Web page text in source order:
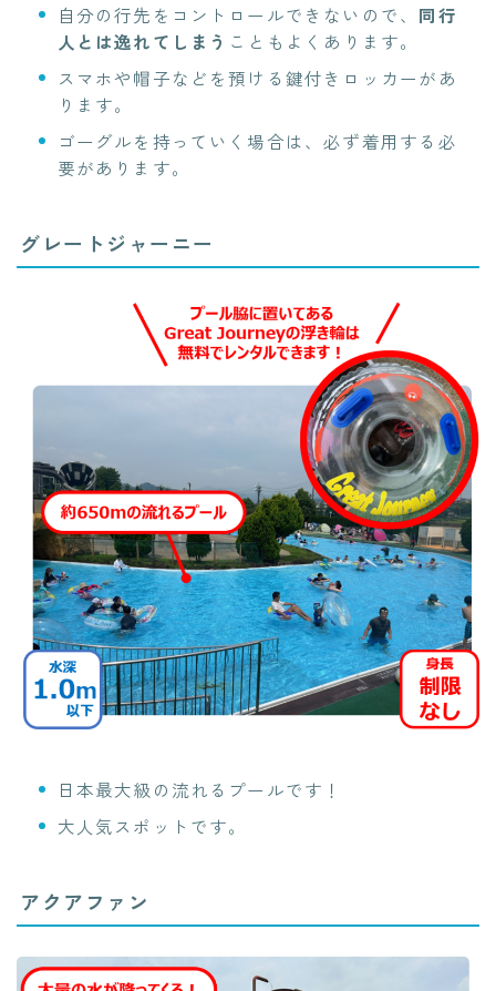
自分の行先をコントロールできないので、 同行
人とは逸れてしまう こともよくあります。
スマホや帽子などを預ける鍵付きロッカーがあ
ります。
ゴーグルを持っていく場合は、必ず着用する必
要があります。
グレートジャーニー
日本最大級の流れるプールです！
大人気スポットです。
アクアファン